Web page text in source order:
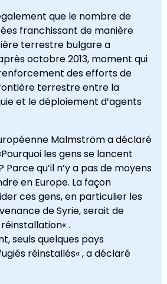
que le nombre de
franchissant de manière
terrestre bulgarea
octobre2013, moment qui
desefforts de
terrestreentre la
et le déploiement d’agents
Malmströma déclaré
les gensse lancent
Parce qu’il n’y a pas de moyens
en Europe. La façon
ces gens,en particulier les
de Syrie,serait de
«.
seulsquelques pays
réinstallés« ,a déclaré